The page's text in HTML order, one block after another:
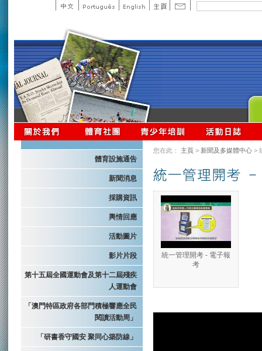
體育設施通告
新聞消息
採購資訊
輿情回應
活動圖片
影片片段
第十五屆全國運動會及第十二屆殘疾
人運動會
「澳門特區政府各部門積極響應全民
閱讀活動周」
「研書香守國安 聚同心築防線」
您在此： 主頁 > 新聞及多媒體中心 >
統一管理開考 - 電子報
考